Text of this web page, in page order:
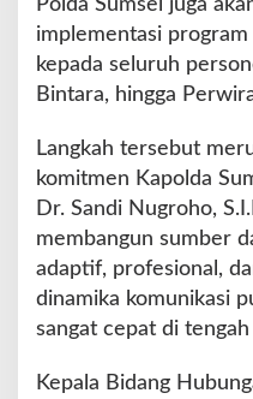
l
a
a
r
n
K
e
m
s
Polda Sumsel juga
implementasi
kepada seluruh
Bintara, hingga
Langkah tersebut
komitmen Kapolda
Dr. Sandi Nugroho,
membangun sumber
adaptif, profesional,
dinamika komunikasi
sangat cepat di
Kepala Bidang